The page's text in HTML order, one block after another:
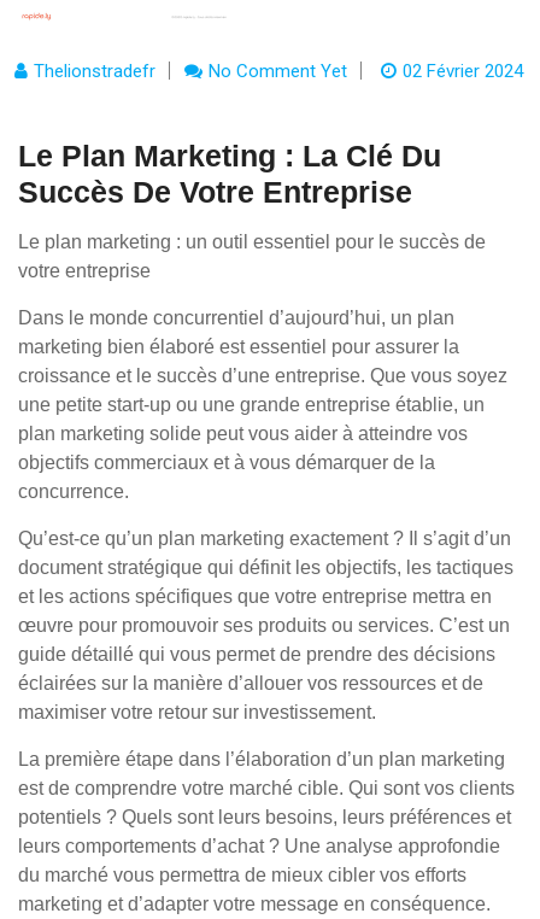
Thelionstradefr No Comment Yet 02 Février 2024
Le Plan Marketing : La Clé Du
Succès De Votre Entreprise
Le plan marketing : un outil essentiel pour le succès de
votre entreprise
Dans le monde concurrentiel d’aujourd’hui, un plan
marketing bien élaboré est essentiel pour assurer la
croissance et le succès d’une entreprise. Que vous soyez
une petite start-up ou une grande entreprise établie, un
plan marketing solide peut vous aider à atteindre vos
objectifs commerciaux et à vous démarquer de la
concurrence.
Qu’est-ce qu’un plan marketing exactement ? Il s’agit d’un
document stratégique qui définit les objectifs, les tactiques
et les actions spécifiques que votre entreprise mettra en
œuvre pour promouvoir ses produits ou services. C’est un
guide détaillé qui vous permet de prendre des décisions
éclairées sur la manière d’allouer vos ressources et de
maximiser votre retour sur investissement.
La première étape dans l’élaboration d’un plan marketing
est de comprendre votre marché cible. Qui sont vos clients
potentiels ? Quels sont leurs besoins, leurs préférences et
leurs comportements d’achat ? Une analyse approfondie
du marché vous permettra de mieux cibler vos efforts
marketing et d’adapter votre message en conséquence.